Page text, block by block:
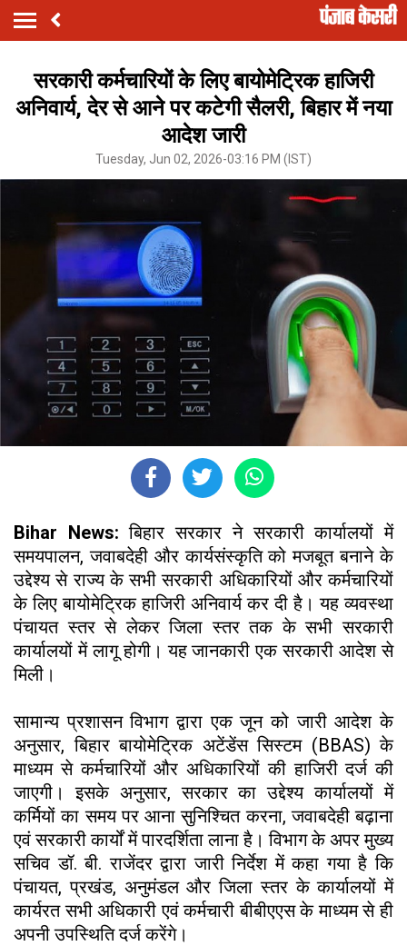
सरकारी कर्मचारियों के लिए बायोमेट्रिक हाजिरी
अनिवार्य, देर से आने पर कटेगी सैलरी, बिहार में नया
आदेश जारी
Tuesday, Jun 02, 2026-03:16 PM (IST)
Bihar News:बिहार सरकार ने सरकारी कार्यालयों में
समयपालन, जवाबदेही और कार्यसंस्कृति को मजबूत बनाने के
उद्देश्य से राज्य के सभी सरकारी अधिकारियों और कर्मचारियों
के लिए बायोमेट्रिक हाजिरी अनिवार्य कर दी है। यह व्यवस्था
पंचायत स्तर से लेकर जिला स्तर तक के सभी सरकारी
कार्यालयों में लागू होगी। यह जानकारी एक सरकारी आदेश से
मिली।
सामान्य प्रशासन विभाग द्वारा एक जून को जारी आदेश के
अनुसार, बिहार बायोमेट्रिक अटेंडेंस सिस्टम (BBAS) के
माध्यम से कर्मचारियों और अधिकारियों की हाजिरी दर्ज की
जाएगी। इसके अनुसार, सरकार का उद्देश्य कार्यालयों में
कर्मियों का समय पर आना सुनिश्चित करना, जवाबदेही बढ़ाना
एवं सरकारी कार्यों में पारदर्शिता लाना है। विभाग के अपर मुख्य
सचिव डॉ. बी. राजेंदर द्वारा जारी निर्देश में कहा गया है कि
पंचायत, प्रखंड, अनुमंडल और जिला स्तर के कार्यालयों में
कार्यरत सभी अधिकारी एवं कर्मचारी बीबीएएस के माध्यम से ही
अपनी उपस्थिति दर्ज करेंगे।